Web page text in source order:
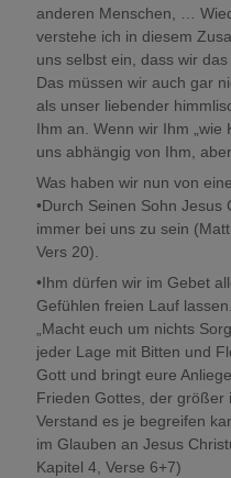
anderen Menschen, …
verstehe ich in diesem
uns selbst ein, dass wir
Das müssen wir auch gar
als unser liebender
Ihm an. Wenn wir Ihm „wie
uns abhängig von Ihm,
Was haben wir nun von
•Durch Seinen Sohn
immer bei uns zu sein
Vers 20).
•Ihm dürfen wir im Gebet
Gefühlen freien Lauf lassen.
„Macht euch um nichts
jeder Lage mit Bitten und
Gott und bringt eure
Frieden Gottes, der größer
Verstand es je begreifen
im Glauben an Jesus
Kapitel 4, Verse 6+7)